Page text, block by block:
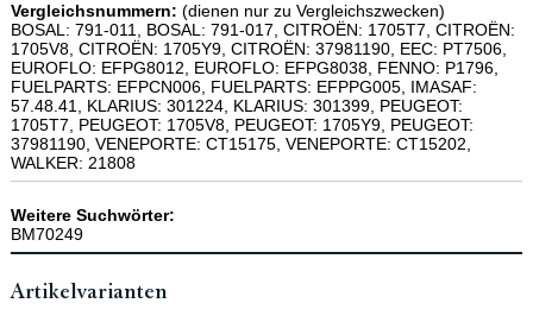
Vergleichsnummern: (dienen nur zu Vergleichszwecken)
BOSAL: 791-011, BOSAL: 791-017, CITROËN: 1705T7, CITROËN:
1705V8, CITROËN: 1705Y9, CITROËN: 37981190, EEC: PT7506,
EUROFLO: EFPG8012, EUROFLO: EFPG8038, FENNO: P1796,
FUELPARTS: EFPCN006, FUELPARTS: EFPPG005, IMASAF:
57.48.41, KLARIUS: 301224, KLARIUS: 301399, PEUGEOT:
1705T7, PEUGEOT: 1705V8, PEUGEOT: 1705Y9, PEUGEOT:
37981190, VENEPORTE: CT15175, VENEPORTE: CT15202,
WALKER: 21808
Weitere Suchwörter:
BM70249
Artikelvarianten